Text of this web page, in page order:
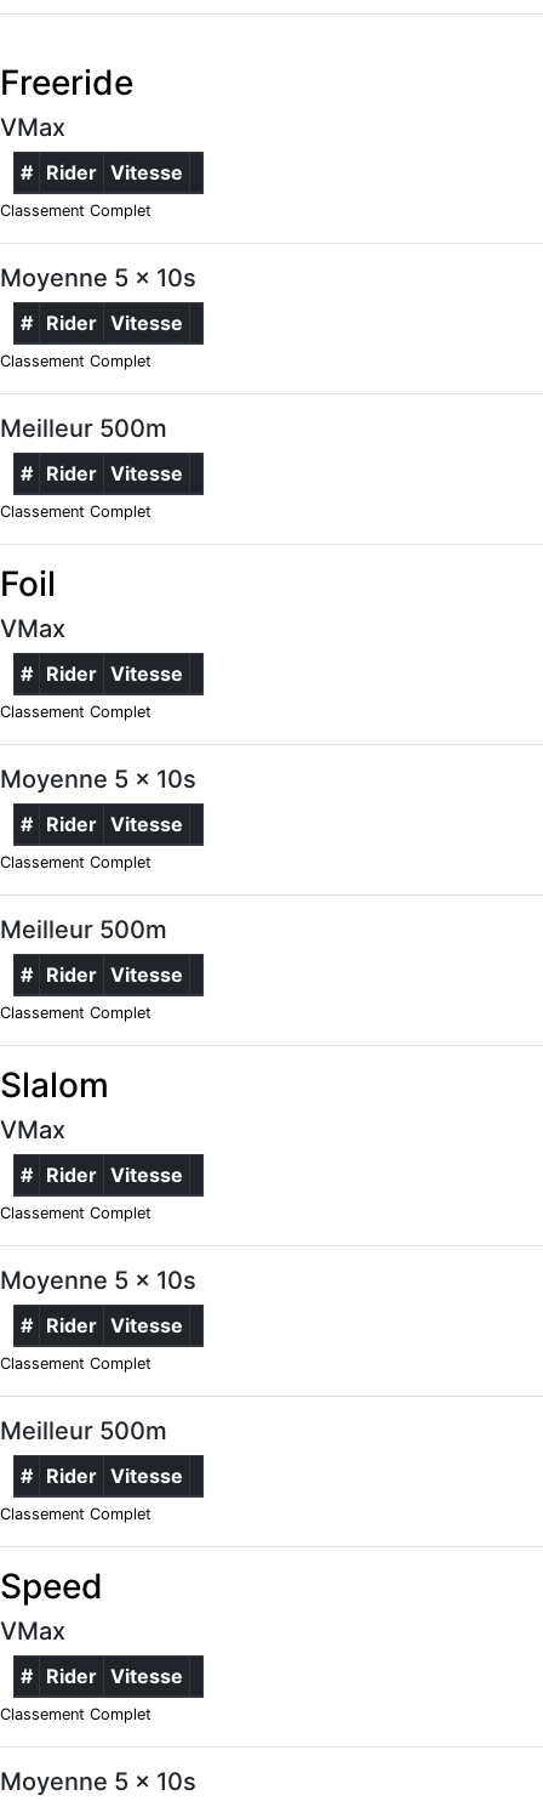
Freeride
VMax
# Rider Vitesse
Classement Complet
Moyenne 5 x 10s
# Rider Vitesse
Classement Complet
Meilleur 500m
# Rider Vitesse
Classement Complet
Foil
VMax
# Rider Vitesse
Classement Complet
Moyenne 5 x 10s
# Rider Vitesse
Classement Complet
Meilleur 500m
# Rider Vitesse
Classement Complet
Slalom
VMax
# Rider Vitesse
Classement Complet
Moyenne 5 x 10s
# Rider Vitesse
Classement Complet
Meilleur 500m
# Rider Vitesse
Classement Complet
Speed
VMax
# Rider Vitesse
Classement Complet
Moyenne 5 x 10s